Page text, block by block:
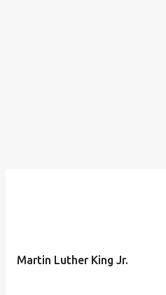
Martin Luther King Jr.